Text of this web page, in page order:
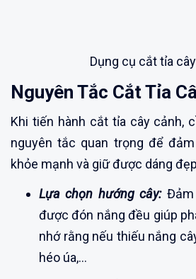
Dụng cụ cắt tỉa
Nguyên Tắc Cắt Tỉa
Khi tiến hành cắt tỉa cây cảnh,
nguyên tắc quan trọng để
khỏe mạnh và giữ được dáng
Lựa chọn hướng cây:
được đón nắng đều giúp
nhớ rằng nếu thiếu nắng
héo úa,...